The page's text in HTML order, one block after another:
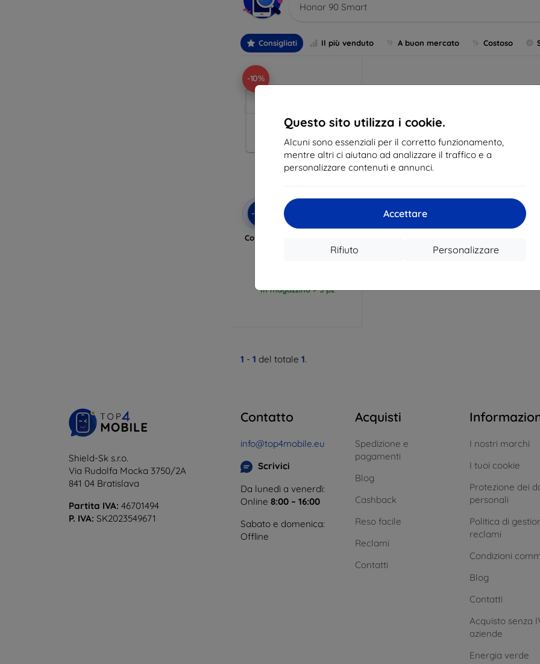
Questo sito utilizza i cookie.
Alcuni sono essenziali per il corretto funzionamento,
mentre altri ci aiutano ad analizzare il traffico e a
personalizzare contenuti e annunci.
Accettare
Personalizzare
Rifiuto
Honor 90 Smart
Consigliati Il più venduto A buon mercato Costoso
-10%
-10%
Codice
sconto
Cover trasparente 3MK per
In magazzino > 5 pz
1 - 1 del totale 1.
Shield-Sk s.r.o.
Via Rudolfa Mocka 3750/2A
841 04 Bratislava
Partita IVA: 46701494
P. IVA: SK2023549671
Contatto
info@top4mobile.eu
Scrivici
Da lunedì a venerdì:
Online 8:00 – 16:00
Sabato e domenica:
Offline
Acquisti
Spedizione e
pagamenti
Blog
Cashback
Reso facile
Reclami
Contatti
I nostri marchi
I tuoi cookie
Protezione dei
personali
Politica di
reclami
Condizioni
Blog
Contatti
Acquisto senza
aziende
Energia verde